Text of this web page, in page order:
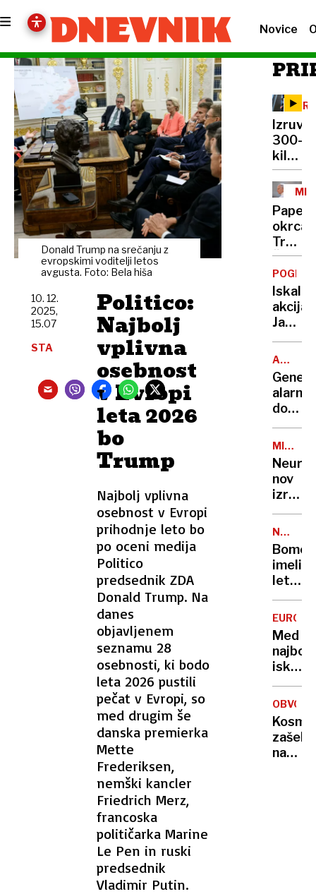
Novice
Donald Trump na srečanju z
evropskimi voditelji letos
avgusta. Foto: Bela hiša
Politico:
Najbolj
vplivna
osebnost
v Evropi
leta 2026
bo
Trump
Najbolj vplivna
osebnost v Evropi
prihodnje leto bo
po oceni medija
Politico
predsednik ZDA
Donald Trump. Na
danes
objavljenem
seznamu 28
osebnosti, ki bodo
leta 2026 pustili
pečat v Evropi, so
med drugim še
danska premierka
Mette
Frederiksen,
nemški kancler
Friedrich Merz,
francoska
političarka Marine
Le Pen in ruski
predsednik
Vladimir Putin.
10. 12.
2025,
15.07
STA
300-
sef
in
odnesli
za
več
sto
evrov
in
nakita
Papež
okrcal
Želi
razbiti
med
ZDA
Iskalna
akcija:
Jaka
iz
taksija
in
izginil
alarm:
z
rizično
oplodil
skoraj
200
žensk
ZA
DELO
nov
in
dvig
plače
VREME
Bomo
imeli
letos
bel
božič?
na
ključno
sredi
Med
najbolj
tudi
več
zašel
na